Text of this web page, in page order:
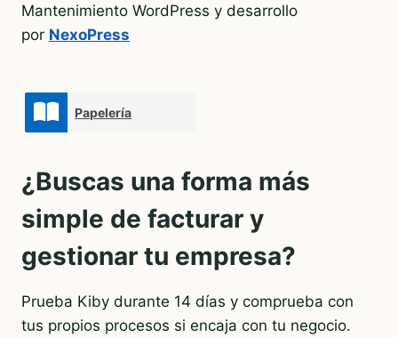
Mantenimiento WordPress y desarrollo
por NexoPress
Papelería
¿Buscas una forma más
simple de facturar y
gestionar tu empresa?
Prueba Kiby durante 14 días y comprueba con
tus propios procesos si encaja con tu negocio.